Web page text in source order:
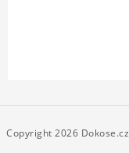
pCopyright 2026 Dokose.cz